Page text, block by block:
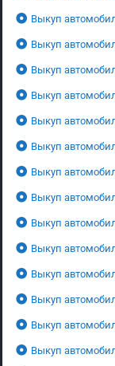
Выкуп
Выкуп
Выкуп
Выкуп
Выкуп
Выкуп
Выкуп
Выкуп
Выкуп
Выкуп
Выкуп
Выкуп
Выкуп
Выкуп